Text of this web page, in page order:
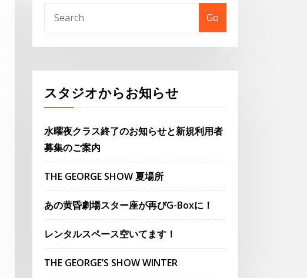
Go
スタジオからお知らせ
水曜夜クラス終了のお知らせと新規利用者
募集のご案内
THE GEORGE SHOW 夏場所
あの黄昏劇場スター座が再びG-Boxに！
レンタルスペース空いてます！
THE GEORGE’S SHOW WINTER